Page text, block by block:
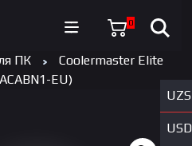
0
UZS
USD
ПК
Coolermaster Elite
EU)